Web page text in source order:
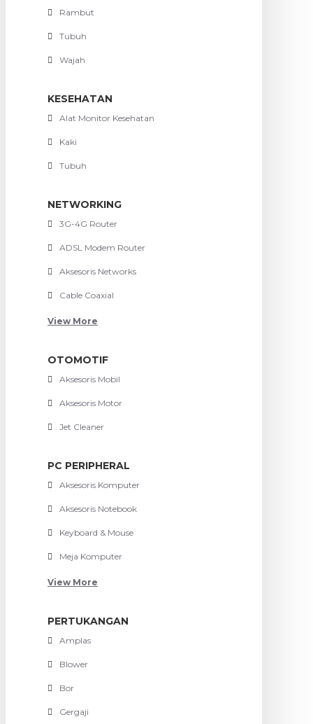
Rambut
Tubuh
Wajah
KESEHATAN
Alat Monitor Kesehatan
Kaki
Tubuh
NETWORKING
3G-4G Router
ADSL Modem Router
Aksesoris Networks
Cable Coaxial
View More
OTOMOTIF
Aksesoris Mobil
Aksesoris Motor
Jet Cleaner
PC PERIPHERAL
Aksesoris Komputer
Aksesoris Notebook
Keyboard & Mouse
Meja Komputer
View More
PERTUKANGAN
Amplas
Blower
Bor
Gergaji